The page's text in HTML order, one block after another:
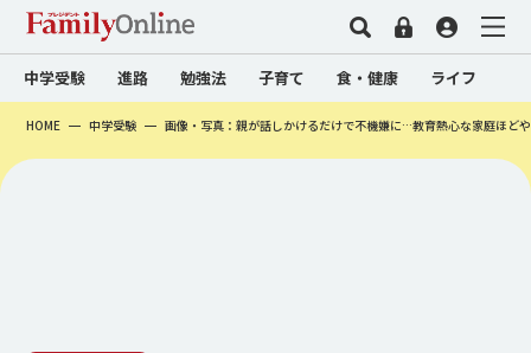
中学受験 進路 勉強法 子育て 食・健康 ライフ
HOME 中学受験 画像・写真：親が話しかけるだけで不機嫌に…教育熱心な家庭ほど